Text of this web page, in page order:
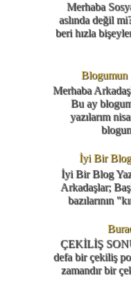
Merhaba
aslında değil
beri hızla
Blogumun
Merhaba
Bu ay
yazılarım
İyi Bir Blog
İyi Bir Blog
Arkadaşlar;
bazılarının
ÇEKİLİŞ
defa bir çekiliş
zamandır bir